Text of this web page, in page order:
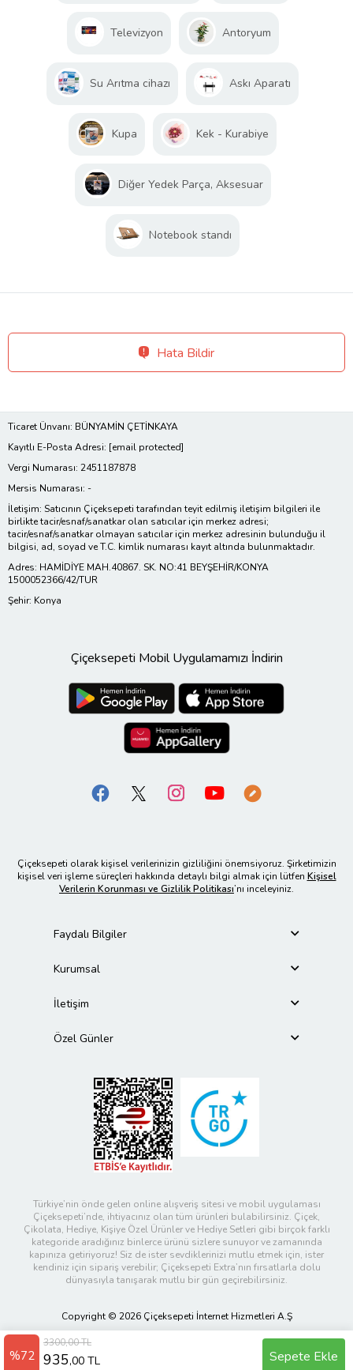
%72
3300,00 TL
935,00 TL Sepete Ekle
Televizyon Antoryum
Su Arıtma cihazı Askı Aparatı
Kupa Kek - Kurabiye
Diğer Yedek Parça, Aksesuar
Notebook standı
Hata Bildir
Ticaret Ünvanı: BÜNYAMİN ÇETİNKAYA
Kayıtlı E-Posta Adresi: [email protected]
Vergi Numarası: 2451187878
Mersis Numarası: -
İletişim: Satıcının Çiçeksepeti tarafından teyit edilmiş iletişim bilgileri ile
birlikte tacir/esnaf/sanatkar olan satıcılar için merkez adresi;
tacir/esnaf/sanatkar olmayan satıcılar için merkez adresinin bulunduğu il
bilgisi, ad, soyad ve T.C. kimlik numarası kayıt altında bulunmaktadır.
Adres: HAMİDİYE MAH.40867. SK. NO:41 BEYŞEHİR/KONYA
1500052366/42/TUR
Şehir: Konya
Çiçeksepeti Mobil Uygulamamızı İndirin
Çiçeksepeti olarak kişisel verilerinizin gizliliğini önemsiyoruz. Şirketimizin
kişisel veri işleme süreçleri hakkında detaylı bilgi almak için lütfen Kişisel
Verilerin Korunması ve Gizlilik Politikası’nı inceleyiniz.
Faydalı Bilgiler
Kurumsal
İletişim
Özel Günler
Türkiye’nin önde gelen online alışveriş sitesi ve mobil uygulaması
Çiçeksepeti’nde, ihtiyacınız olan tüm ürünleri bulabilirsiniz. Çiçek,
Çikolata, Hediye, Kişiye Özel Ürünler ve Hediye Setleri gibi birçok farklı
kategoride aradığınız binlerce ürünü sizlere sunuyor ve zamanında
kapınıza getiriyoruz! Siz de ister sevdiklerinizi mutlu etmek için, ister
kendiniz için sipariş verebilir; Çiçeksepeti Extra’nın fırsatlarla dolu
dünyasıyla tanışarak mutlu bir gün geçirebilirsiniz.
Copyright © 2026 Çiçeksepeti İnternet Hizmetleri A.Ş